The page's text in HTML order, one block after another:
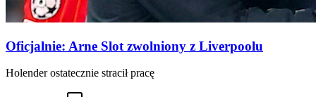
Oficjalnie: Arne Slot zwolniony z Liverpoolu
Holender ostatecznie stracił pracę